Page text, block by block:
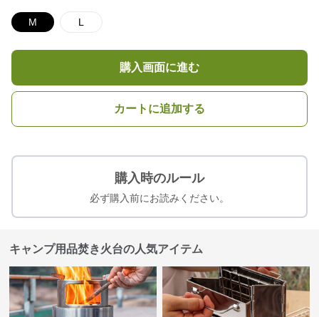
M L
購入画面に進む
カートに追加する
購入時のルール
必ず購入前にお読みください。
キャンプ用品焚き火台の人気アイテム